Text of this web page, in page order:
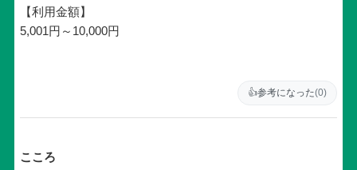
【利用金額】
5,001円～10,000円
👍参考になった(0)
こころ